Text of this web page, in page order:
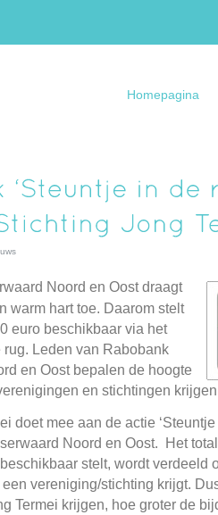
Homepagina
Noord en Oost draagt
warm hart toe. Daarom stelt
euro beschikbaar via het
Leden van Rabobank
en Oost bepalen de hoogte
en stichtingen
doet mee aan de actie ‘Steuntje
Noord en Oost. Het
stelt, wordt verdeeld
vereniging/stichting krijgt.
Termei krijgen, hoe groter de